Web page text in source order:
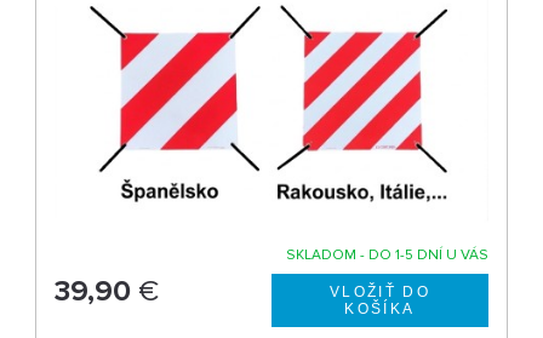
SKLADOM - DO 1-5 DNÍ U VÁS
39,90 €